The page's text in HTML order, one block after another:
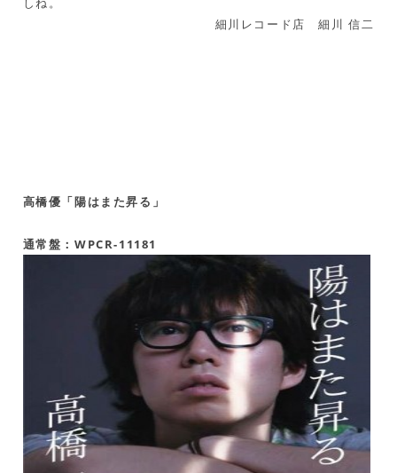
細川レコード店 細川 信二
高橋優「陽はまた昇る」
通常盤：WPCR-11181